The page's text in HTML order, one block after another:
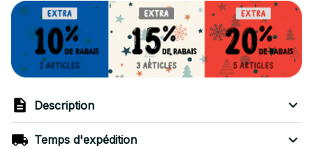
Description
Temps d'expédition